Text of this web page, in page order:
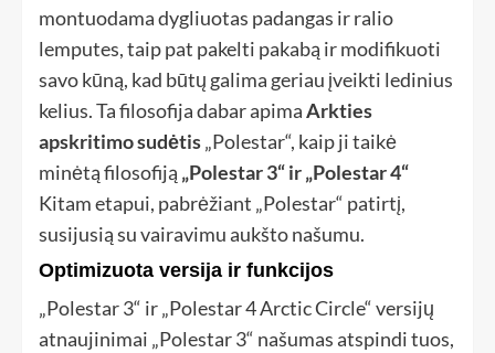
montuodama dygliuotas padangas ir ralio
lemputes, taip pat pakelti pakabą ir modifikuoti
savo kūną, kad būtų galima geriau įveikti ledinius
kelius. Ta filosofija dabar apimaArkties
apskritimo sudėtis„Polestar“, kaip ji taikė
minėtą filosofiją „Polestar 3“ ir „Polestar 4“
Kitam etapui, pabrėžiant „Polestar“ patirtį,
susijusią su vairavimu aukšto našumu.
Optimizuota versija ir funkcijos
„Polestar 3“ ir „Polestar 4 Arctic Circle“ versijų
atnaujinimai „Polestar 3“ našumas atspindi tuos,